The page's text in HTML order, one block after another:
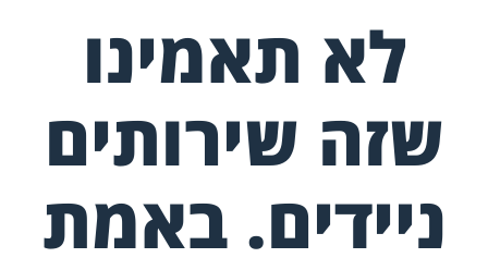
לא תאמינו
שזה שירותים
ניידים. באמת